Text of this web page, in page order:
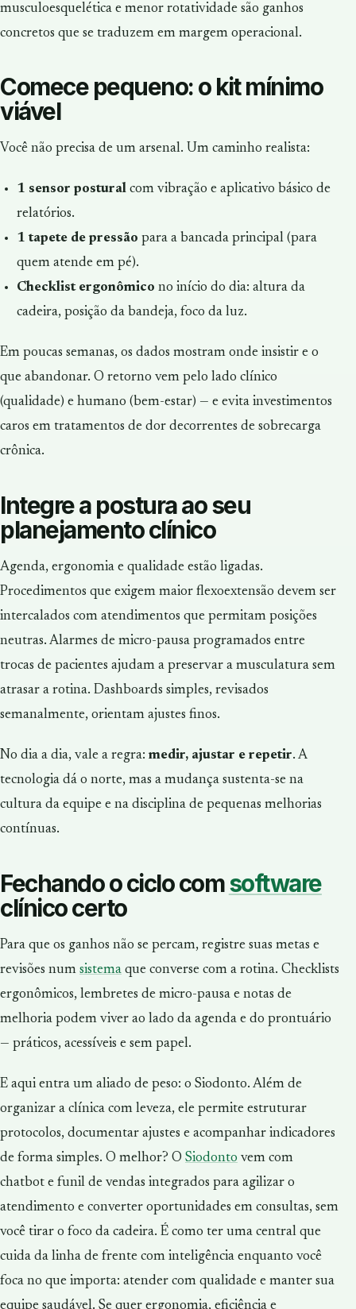
musculoesquelética e menor rotatividade são ganhos
concretos que se traduzem em margem operacional.
Comece pequeno: o kit mínimo
viável
Você não precisa de um arsenal. Um caminho realista:
1 sensor posturalcom vibração e aplicativo básico de
relatórios.
1 tapete de pressão para a bancada principal (para
quem atende em pé).
Checklist ergonômico no início do dia: altura da
cadeira, posição da bandeja, foco da luz.
Em poucas semanas, os dados mostram onde insistir e o
que abandonar. O retorno vem pelo lado clínico
(qualidade) e humano (bem-estar) — e evita investimentos
caros em tratamentos de dor decorrentes de sobrecarga
crônica.
Integre a postura ao seu
planejamento clínico
Agenda, ergonomia e qualidade estão ligadas.
Procedimentos que exigem maior flexoextensão devem ser
intercalados com atendimentos que permitam posições
neutras. Alarmes de micro-pausa programados entre
trocas de pacientes ajudam a preservar a musculatura sem
atrasar a rotina. Dashboards simples, revisados
semanalmente, orientam ajustes finos.
No dia a dia, vale a regra: medir, ajustar e repetir. A
tecnologia dá o norte, mas a mudança sustenta-se na
cultura da equipe e na disciplina de pequenas melhorias
contínuas.
Fechando o ciclo comsoftware
clínico certo
Para que os ganhos não se percam, registre suas metas e
revisões num sistema que converse com a rotina. Checklists
ergonômicos, lembretes de micro-pausa e notas de
melhoria podem viver ao lado da agenda e do prontuário
— práticos, acessíveis e sem papel.
E aqui entra um aliado de peso: o Siodonto. Além de
organizar a clínica com leveza, ele permite estruturar
protocolos, documentar ajustes e acompanhar indicadores
de forma simples. O melhor? O Siodonto vem com
chatbot e funil de vendas integrados para agilizar o
atendimento e converter oportunidades em consultas, sem
você tirar o foco da cadeira. É como ter uma central que
cuida da linha de frente com inteligência enquanto você
foca no que importa: atender com qualidade e manter sua
equipe saudável. Se quer ergonomia, eficiência e